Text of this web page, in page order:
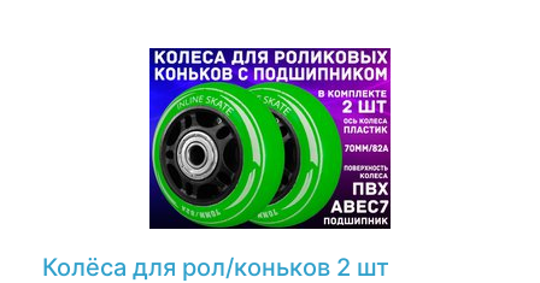
Колёса для рол/коньков 2 шт